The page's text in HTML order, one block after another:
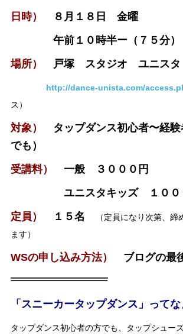
日時）
８月１８日 金曜
午前１０時半ー（７５分）
場所）
戸塚 スタジオ ユニスタ
http://dance-unista.com/
ス）
対象）
タップダンス初心者〜経
でも）
受講料） 一般 ３０００円
ユニスタキッズ １００
定員） １５名
（定員になり次第、締
ます）
WSの申し込み方法） ブログの最
「スニーカータップダンス」って
タップダンス初心者の方でも、タップシュー